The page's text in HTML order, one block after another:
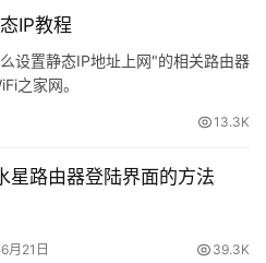
IP教程
设置静态IP地址上网"的相关路由器
之家网。
13.3K
星路由器登陆界面的方法
月21日 39.3K